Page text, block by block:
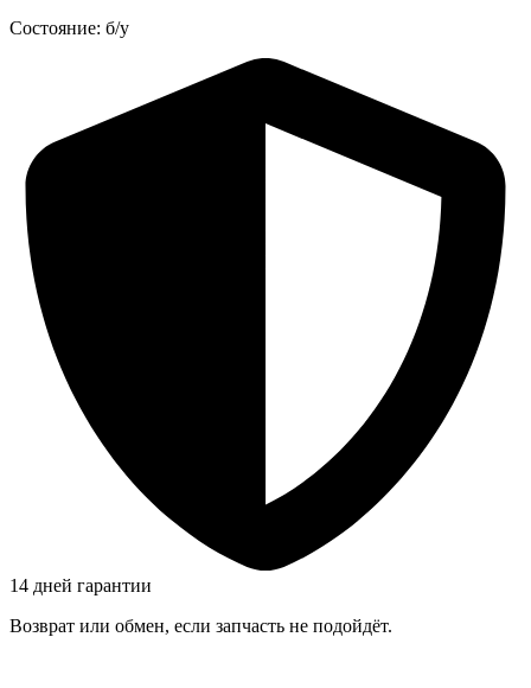
Состояние: б/у
14 дней гарантии
Возврат или обмен, если запчасть не подойдёт.